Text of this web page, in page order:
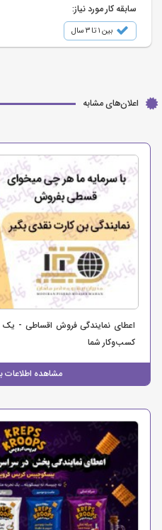
سابقه کار مورد نیاز:
بین ۱ تا ۳ سال
اعلان‌های مشابه
اعطای نمایندگی فروش اقساطی - یک
کسب‌وکار شما
مشاهده اطلاعات